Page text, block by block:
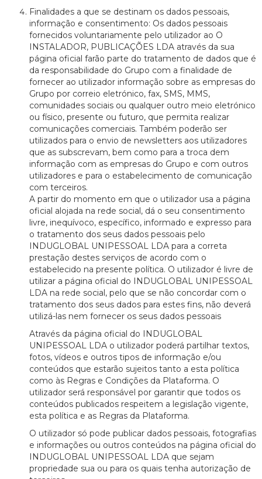
Finalidades a que se destinam os dados pessoais,
informação e consentimento: Os dados pessoais
fornecidos voluntariamente pelo utilizador ao O
INSTALADOR, PUBLICAÇÕES LDA através da sua
página oficial farão parte do tratamento de dados que é
da responsabilidade do Grupo com a finalidade de
fornecer ao utilizador informação sobre as empresas do
Grupo por correio eletrónico, fax, SMS, MMS,
comunidades sociais ou qualquer outro meio eletrónico
ou físico, presente ou futuro, que permita realizar
comunicações comerciais. Também poderão ser
utilizados para o envio de newsletters aos utilizadores
que as subscrevam, bem como para a troca dem
informação com as empresas do Grupo e com outros
utilizadores e para o estabelecimento de comunicação
com terceiros.
A partir do momento em que o utilizador usa a página
oficial alojada na rede social, dá o seu consentimento
livre, inequívoco, específico, informado e expresso para
o tratamento dos seus dados pessoais pelo
INDUGLOBAL UNIPESSOAL LDA para a correta
prestação destes serviços de acordo com o
estabelecido na presente política. O utilizador é livre de
utilizar a página oficial do INDUGLOBAL UNIPESSOAL
LDA na rede social, pelo que se não concordar com o
tratamento dos seus dados para estes fins, não deverá
utilizá-las nem fornecer os seus dados pessoais
Através da página oficial do INDUGLOBAL
UNIPESSOAL LDA o utilizador poderá partilhar textos,
fotos, vídeos e outros tipos de informação e/ou
conteúdos que estarão sujeitos tanto a esta política
como às Regras e Condições da Plataforma. O
utilizador será responsável por garantir que todos os
conteúdos publicados respeitem a legislação vigente,
esta política e as Regras da Plataforma.
O utilizador só pode publicar dados pessoais, fotografias
e informações ou outros conteúdos na página oficial do
INDUGLOBAL UNIPESSOAL LDA que sejam
propriedade sua ou para os quais tenha autorização de